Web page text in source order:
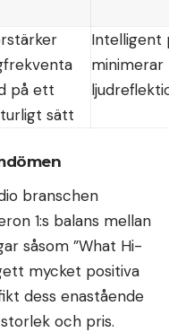
på ett
sätt
Intelligent
minimerar
branschen
1:s balans mellan
såsom ”What Hi-
mycket positiva
dess enastående
och pris.